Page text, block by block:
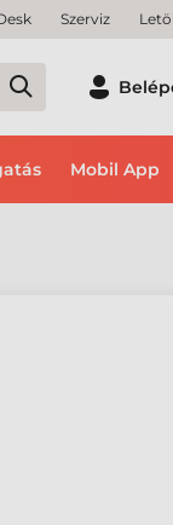
Szerviz
Mobil App